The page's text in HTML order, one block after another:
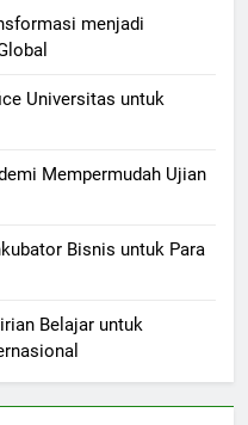
menjadi
Universitas untuk
Mempermudah Ujian
Bisnis untuk Para
Belajar untuk